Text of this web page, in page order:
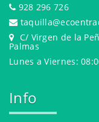
928 296 726
C/ Virgen de la
Palmas
Lunes a Viernes:
Info